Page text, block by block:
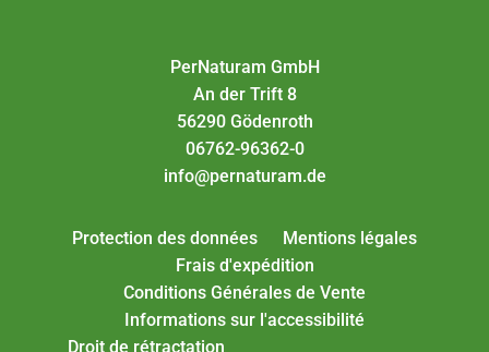
PerNaturam GmbH
An der Trift 8
56290 Gödenroth
06762-96362-0
info@pernaturam.de
Protection des données
Mentions légales
Frais d'expédition
Conditions Générales de Vente
Informations sur l'accessibilité
Droit de rétractation